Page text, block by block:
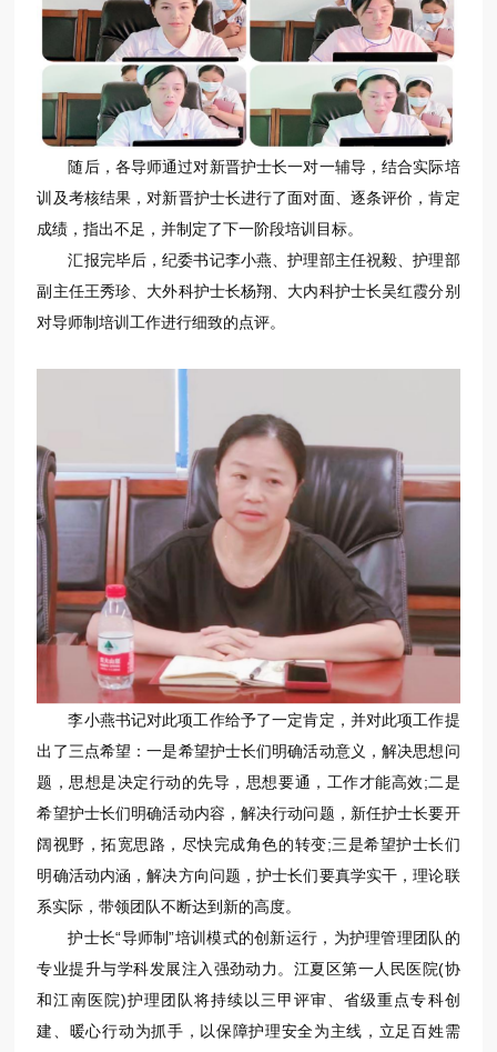
随后，各导师通过对新晋护士长一对一辅导，结合实际培
训及考核结果，对新晋护士长进行了面对面、逐条评价，肯定
成绩，指出不足，并制定了下一阶段培训目标。
汇报完毕后，纪委书记李小燕、护理部主任祝毅、护理部
副主任王秀珍、大外科护士长杨翔、大内科护士长吴红霞分别
对导师制培训工作进行细致的点评。
李小燕书记对此项工作给予了一定肯定，并对此项工作提
出了三点希望：一是希望护士长们明确活动意义，解决思想问
题，思想是决定行动的先导，思想要通，工作才能高效;二是
希望护士长们明确活动内容，解决行动问题，新任护士长要开
阔视野，拓宽思路，尽快完成角色的转变;三是希望护士长们
明确活动内涵，解决方向问题，护士长们要真学实干，理论联
系实际，带领团队不断达到新的高度。
护士长“导师制”培训模式的创新运行，为护理管理团队的
专业提升与学科发展注入强劲动力。江夏区第一人民医院(协
和江南医院)护理团队将持续以三甲评审、省级重点专科创
建、暖心行动为抓手，以保障护理安全为主线，立足百姓需